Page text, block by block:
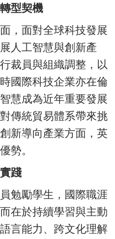
型契機
，面對全球科技發展
人工智慧與創新產
裁員與組織調整，以
國際科技企業亦在倫
慧成為近年重要發展
傳統貿易體系帶來挑
新導向產業方面，英
勢。
踐
勉勵學生，國際職涯
在於持續學習與主動
言能力、跨文化理解